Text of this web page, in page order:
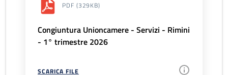
PDF (329KB)
Congiuntura Unioncamere - Servizi - Rimini
- 1° trimestre 2026
SCARICA FILE